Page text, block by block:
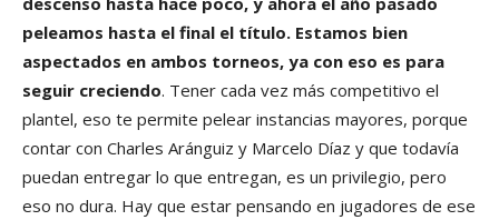
peleamos hasta el final el título. Estamos bien
aspectados en ambos torneos, ya con eso es para
seguir creciendo. Tener cada vez más competitivo el
plantel, eso te permite pelear instancias mayores, porque
contar con Charles Aránguiz y Marcelo Díaz y que todavía
puedan entregar lo que entregan, es un privilegio, pero
eso no dura. Hay que estar pensando en jugadores de ese